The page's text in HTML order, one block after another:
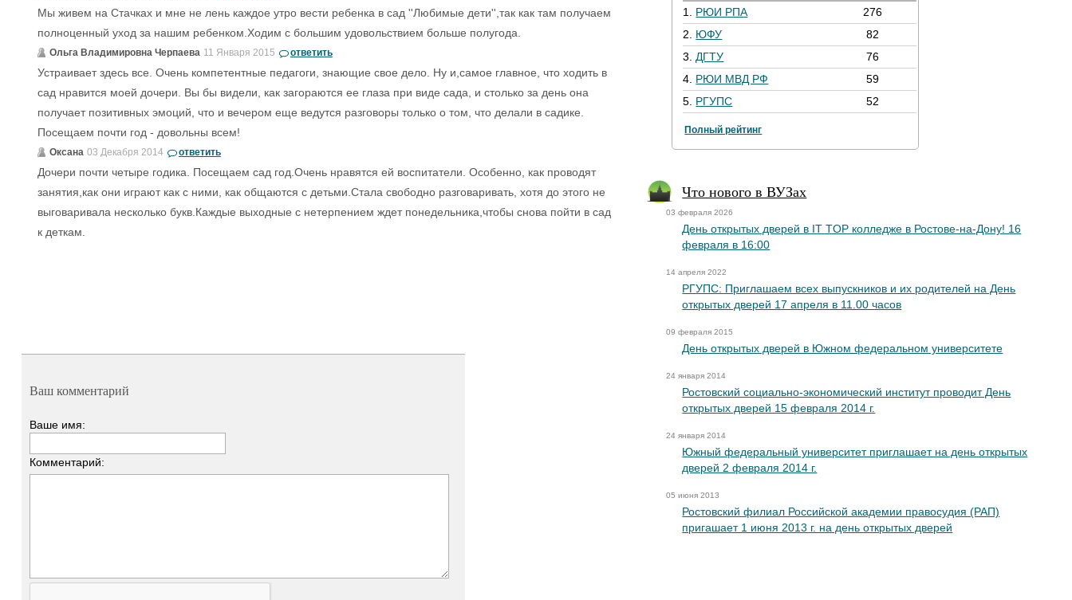
Мы живем на Стачках и мне не лень каждое утро вести ребенка в сад ''Любимые дети'',так как там получаем
полноценный уход за нашим ребенком.Ходим с большим удовольствием больше полугода.
Ольга Владимировна Черпаева 11 Января 2015 ответить
Устраивает здесь все. Очень компетентные педагоги, знающие свое дело. Ну и,самое главное, что ходить в
сад нравится моей дочери. Вы бы видели, как загораются ее глаза при виде сада, и столько за день она
получает позитивных эмоций, что и вечером еще ведутся разговоры только о том, что делали в садике.
Посещаем почти год - довольны всем!
Оксана 03 Декабря 2014 ответить
Дочери почти четыре годика. Посещаем сад год.Очень нравятся ей воспитатели. Особенно, как проводят
занятия,как они играют как с ними, как общаются с детьми.Стала свободно разговаривать, хотя до этого не
выговаривала несколько букв.Каждые выходные с нетерпением ждет понедельника,чтобы снова пойти в сад
к деткам.
Ваш комментарий
Ваше имя:
Комментарий:
1. РЮИ РПА
276
2. ЮФУ
82
3. ДГТУ
76
4. РЮИ МВД РФ
59
5. РГУПС 52
Полный рейтинг
Что нового в ВУЗах
03 февраля 2026
День открытых дверей в IT TOP колледже в Ростове-на-Дону! 16
февраля в 16:00
14 апреля 2022
РГУПС: Приглашаем всех выпускников и их родителей на День
открытых дверей 17 апреля в 11.00 часов
09 февраля 2015
День открытых дверей в Южном федеральном университете
24 января 2014
Ростовский социально-экономический институт проводит День
открытых дверей 15 февраля 2014 г.
24 января 2014
Южный федеральный университет приглашает на день открытых
дверей 2 февраля 2014 г.
05 июня 2013
Ростовский филиал Российской академии правосудия (РАП)
пригашает 1 июня 2013 г. на день открытых дверей